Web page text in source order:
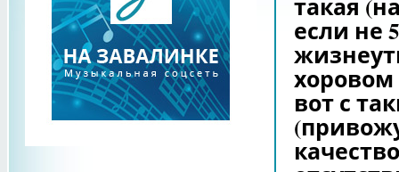
такая
если не
вот с